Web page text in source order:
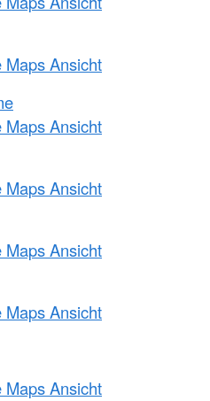
Maps Ansicht
Maps Ansicht
Maps Ansicht
Maps Ansicht
Maps Ansicht
Maps Ansicht